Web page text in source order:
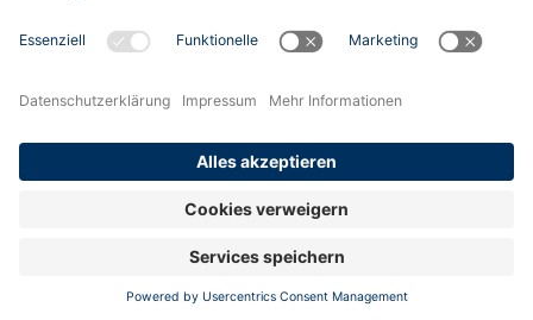
Impressum
Datenschutzhinweise